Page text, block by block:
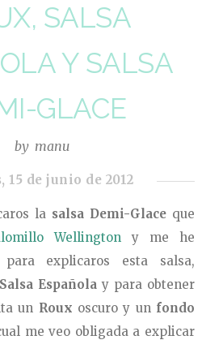
SALSA
Y SALSA
GLACE
by manu
15 de junio de 2012
la salsa Demi-Glaceque
Wellington y me he
para explicaros esta salsa,
Salsa Española y para obtener
un Roux oscuro y un fondo
me veo obligada a explicar